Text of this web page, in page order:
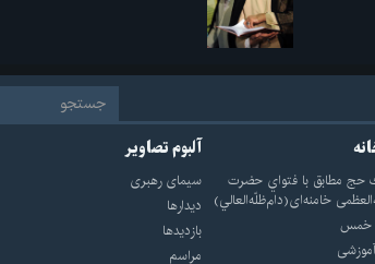
حج مطابق با فتواي حضرت
خامنه‌اى(دام‌ظلّه‌العالي)
خمس
آلبوم تصاویر
سيماى رهبرى
ديدارها
بازديدها
مراسم